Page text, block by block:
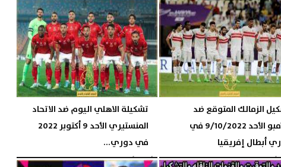
الزمالك المتوقع ضد
فلامبو الأحد 9/10/2022 في
أبطال إفريقيا
05:20 مـ
تشكيلة الاهلي اليوم ضد الاتحاد
المنستيري الأحد 9 أكتوبر 2022
في دوري...
الأحد، 9 أكتوبر 2022 05:19 مـ